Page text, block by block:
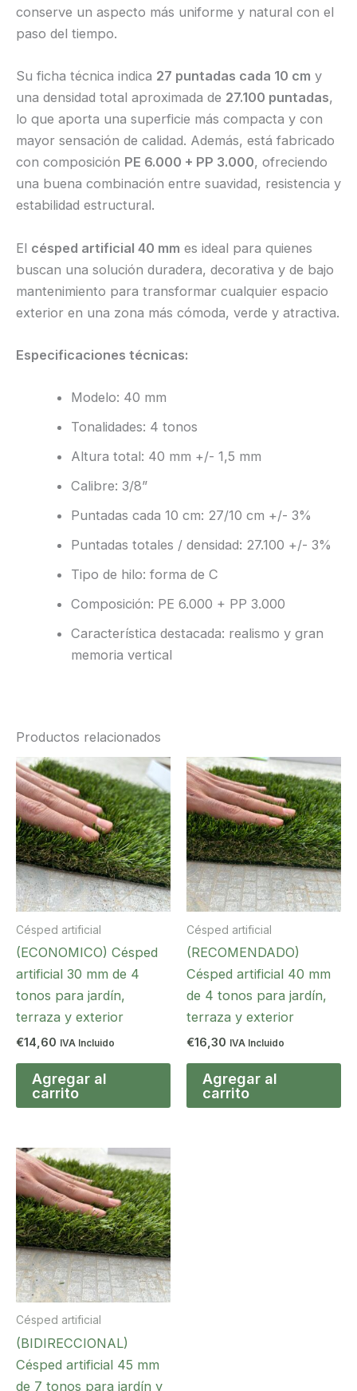
conserve un aspecto más uniforme y natural con el
paso del tiempo.
Su ficha técnica indica 27 puntadas cada 10 cm y
una densidad total aproximada de 27.100 puntadas,
lo que aporta una superficie más compacta y con
mayor sensación de calidad. Además, está fabricado
con composición PE 6.000 + PP 3.000, ofreciendo
una buena combinación entre suavidad, resistencia y
estabilidad estructural.
El césped artificial 40 mm es ideal para quienes
buscan una solución duradera, decorativa y de bajo
mantenimiento para transformar cualquier espacio
exterior en una zona más cómoda, verde y atractiva.
Especificaciones técnicas:
Modelo: 40 mm
Tonalidades: 4 tonos
Altura total: 40 mm +/- 1,5 mm
Calibre: 3/8”
Puntadas cada 10 cm: 27/10 cm +/- 3%
Puntadas totales / densidad: 27.100 +/- 3%
Tipo de hilo: forma de C
Composición: PE 6.000 + PP 3.000
Característica destacada: realismo y gran
memoria vertical
Productos relacionados
Césped artificial
(ECONOMICO) Césped
artificial 30 mm de 4
tonos para jardín,
terraza y exterior
€14,60 IVA Incluido
Agregar al
carrito
Césped artificial
(RECOMENDADO)
Césped artificial 40 mm
de 4 tonos para jardín,
terraza y exterior
€16,30 IVA Incluido
Agregar al
carrito
Césped artificial
(BIDIRECCIONAL)
Césped artificial 45 mm
de 7 tonos para jardín y